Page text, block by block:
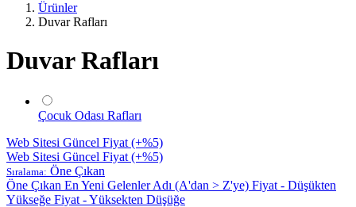
Ürünler
Duvar Rafları
Duvar Rafları
Çocuk Odası Rafları
Web Sitesi Güncel Fiyat (+%5)
Web Sitesi Güncel Fiyat (+%5)
Sıralama: Öne Çıkan
Öne Çıkan En Yeni Gelenler Adı (A'dan > Z'ye) Fiyat - Düşükten
Yükseğe Fiyat - Yüksekten Düşüğe